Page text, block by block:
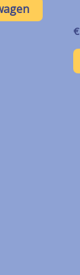
€